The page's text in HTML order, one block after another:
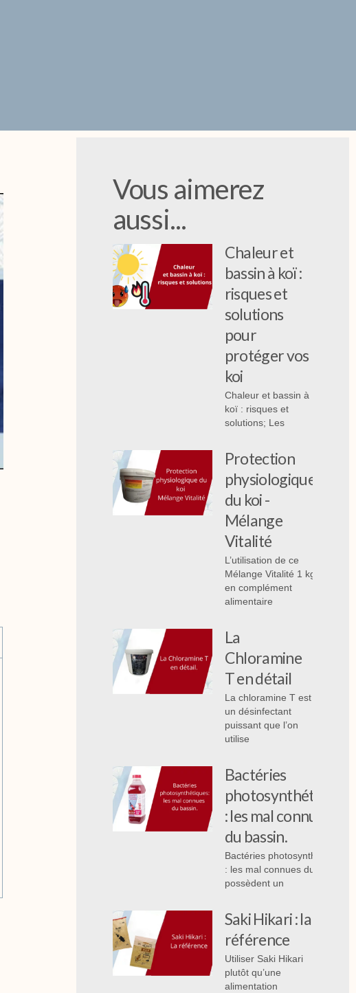
Vous aimerez
aussi...
Chaleur et
bassin à koï :
risques et
solutions
pour
protéger vos
koi
Chaleur et bassin à
koï : risques et
solutions; Les
Protection
physiologique
du koi -
Mélange
Vitalité
L’utilisation de ce
Mélange Vitalité 1 kg
en complément
alimentaire
La
Chloramine
T en détail
La chloramine T est
un désinfectant
puissant que l’on
utilise
Bactéries
photosynthétiques
: les mal connues
du bassin.
Bactéries photosynthétiques
: les mal connues du bassin,
possèdent un
Saki Hikari : la
référence
Utiliser Saki Hikari
plutôt qu’une
alimentation